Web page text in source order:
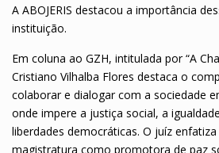
A ABOJERIS destacou a importância
instituição.
Em coluna ao GZH, intitulada por “A
Cristiano Vilhalba Flores destaca o
colaborar e dialogar com a sociedade
onde impere a justiça social, a
liberdades democráticas. O juíz
magistratura como promotora de paz